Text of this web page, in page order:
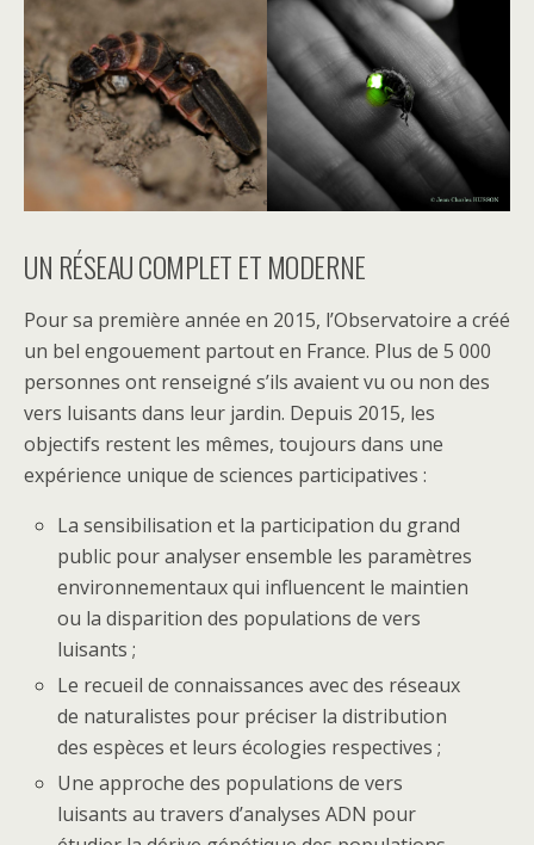
UN RÉSEAU COMPLET ET MODERNE
Pour sa première année en 2015, l’Observatoire a créé
un bel engouement partout en France. Plus de 5 000
personnes ont renseigné s’ils avaient vu ou non des
vers luisants dans leur jardin. Depuis 2015, les
objectifs restent les mêmes, toujours dans une
expérience unique de sciences participatives :
La sensibilisation et la participation du grand
public pour analyser ensemble les paramètres
environnementaux qui influencent le maintien
ou la disparition des populations de vers
luisants ;
Le recueil de connaissances avec des réseaux
de naturalistes pour préciser la distribution
des espèces et leurs écologies respectives ;
Une approche des populations de vers
luisants au travers d’analyses ADN pour